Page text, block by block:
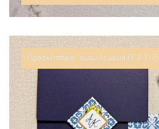
Προσκλητήριο Γάμου Λεμόνια ΠΓ2-3175